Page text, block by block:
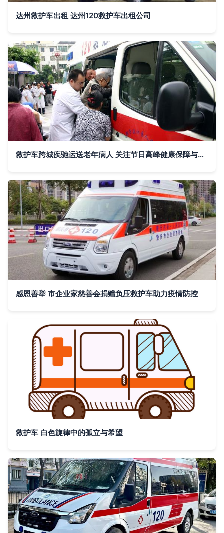
达州救护车出租 达州120救护车出租公司
救护车跨城疾驰运送老年病人 关注节日高峰健康保障与医疗资源紧张 | 新闻中心·新浪网力荐
感恩善举 市企业家慈善会捐赠负压救护车助力疫情防控
救护车 白色旋律中的孤立与希望